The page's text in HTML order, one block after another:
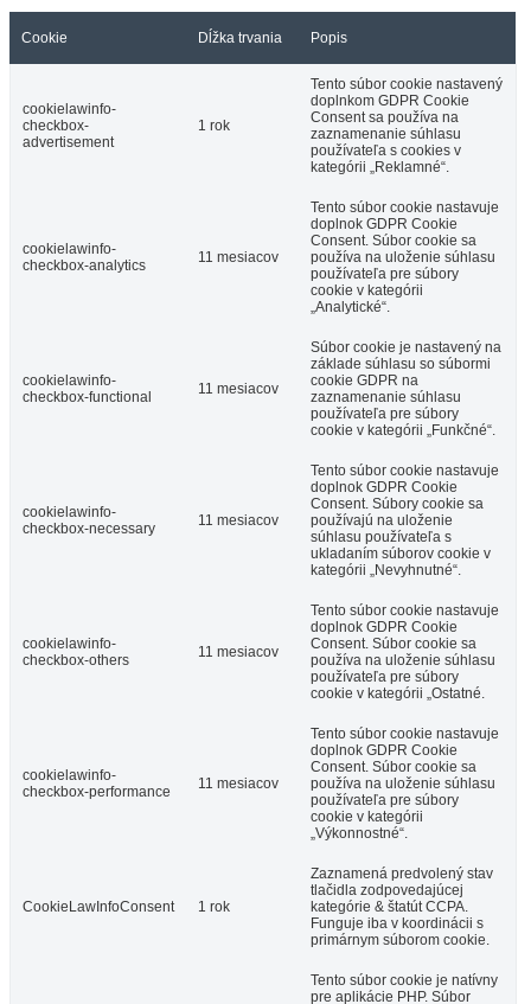
Cookie Dĺžka trvania Popis
cookielawinfo-
checkbox-
advertisement
1 rok
Tento súbor cookie nastavený
doplnkom GDPR Cookie
Consent sa používa na
zaznamenanie súhlasu
používateľa s cookies v
kategórii „Reklamné“.
cookielawinfo-
checkbox-analytics
11 mesiacov
Tento súbor cookie nastavuje
doplnok GDPR Cookie
Consent. Súbor cookie sa
používa na uloženie súhlasu
používateľa pre súbory
cookie v kategórii
„Analytické“.
cookielawinfo-
checkbox-functional
11 mesiacov
Súbor cookie je nastavený na
základe súhlasu so súbormi
cookie GDPR na
zaznamenanie súhlasu
používateľa pre súbory
cookie v kategórii „Funkčné“.
cookielawinfo-
checkbox-necessary
11 mesiacov
Tento súbor cookie nastavuje
doplnok GDPR Cookie
Consent. Súbory cookie sa
používajú na uloženie
súhlasu používateľa s
ukladaním súborov cookie v
kategórii „Nevyhnutné“.
cookielawinfo-
checkbox-others
11 mesiacov
Tento súbor cookie nastavuje
doplnok GDPR Cookie
Consent. Súbor cookie sa
používa na uloženie súhlasu
používateľa pre súbory
cookie v kategórii „Ostatné.
cookielawinfo-
checkbox-performance
11 mesiacov
Tento súbor cookie nastavuje
doplnok GDPR Cookie
Consent. Súbor cookie sa
používa na uloženie súhlasu
používateľa pre súbory
cookie v kategórii
„Výkonnostné“.
CookieLawInfoConsent 1 rok
Zaznamená predvolený stav
tlačidla zodpovedajúcej
kategórie & štatút CCPA.
Funguje iba v koordinácii s
primárnym súborom cookie.
Tento súbor cookie je natívny
pre aplikácie PHP. Súbor